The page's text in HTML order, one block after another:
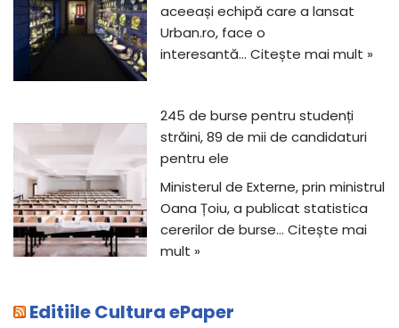
aceeași echipă care a lansat
Urban.ro, face o
interesantă… Citește mai mult »
245 de burse pentru studenți
străini, 89 de mii de candidaturi
pentru ele
Ministerul de Externe, prin ministrul
Oana Țoiu, a publicat statistica
cererilor de burse… Citește mai
mult »
Editiile Cultura ePaper